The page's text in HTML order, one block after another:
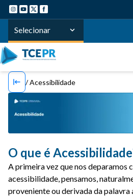
Selecionar
Acessibilidade
O que é
A primeira vez que nos deparamos
acessibilidade, pensamos,
proveniente ou derivada da palavra